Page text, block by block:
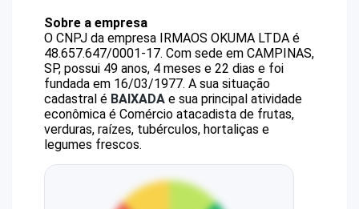
Sobre a empresa
O CNPJ da empresa IRMAOS OKUMA LTDA é
48.657.647/0001-17. Com sede em CAMPINAS,
SP, possui 49 anos, 4 meses e 22 dias e foi
fundada em 16/03/1977. A sua situação
cadastral é BAIXADA e sua principal atividade
econômica é Comércio atacadista de frutas,
verduras, raízes, tubérculos, hortaliças e
legumes frescos.